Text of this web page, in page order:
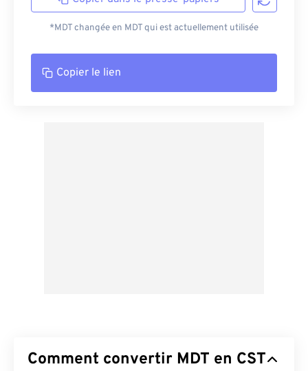
*MDT changée en MDT qui est actuellement utilisée
Copier le lien
Comment convertir MDT en CST